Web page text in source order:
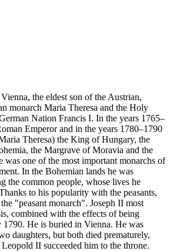
the eldest son of the Austrian,
monarch Maria Theresa and the Holy
Nation Francis I. In the years 1765–
Emperor and in the years 1780–1790
Theresa) the King of Hungary, the
the Margrave of Moravia and the
one of the most important monarchs of
In the Bohemian lands he was
the common people, whose lives he
to his popularity with the peasants,
"peasant monarch". Joseph II most
combined with the effects of being
He is buried in Vienna. He was
daughters, but both died prematurely,
II succeeded him to the throne.